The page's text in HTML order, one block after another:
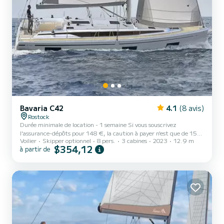
Bavaria C42 4.1 (8 avis)
Rostock
Durée minimale de location - 1 semaine Si vous souscrivez
l'assurance-dépôts pour 148 €, la caution à payer n'est que de 150
€. La mer Baltique près de Rostock est considérée au niveau
international comme une zone de navigation exceptionnelle. L'eau
pourrez admirer depuis le navire les longues plages de sable blanc ou
les façades classiques de la station balnéaire de...
Voilier Skipper optionnel 8 pers. 3 cabines 2023 12.9 m
à partir de $354,12